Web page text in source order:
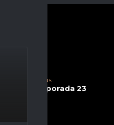
SEASONS
Temporada 23